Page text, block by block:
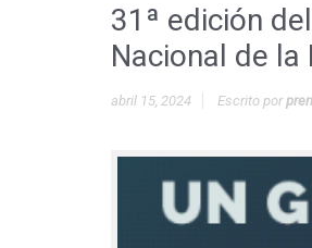
31ª edición
Nacional de la
abril 15, 2024 Escrito por